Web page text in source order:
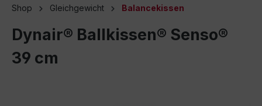
Shop Gleichgewicht Balancekissen
Dynair® Ballkissen® Senso®
39 cm